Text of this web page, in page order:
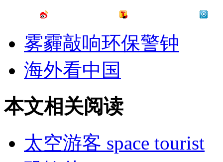
雾霾敲响环保警钟
海外看中国
本文相关阅读
太空游客 space tourist